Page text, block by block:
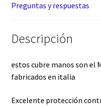
Preguntas y respuestas
Descripción
estos cubre manos son el
fabricados en italia
Excelente protección